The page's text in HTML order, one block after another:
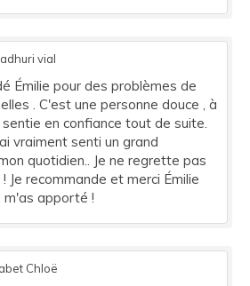
vial
Émilie pour des problèmes de
. C'est une personne douce , à
en confiance tout de suite.
vraiment senti un grand
quotidien.. Je ne regrette pas
Je recommande et merci Émilie
apporté !
Chloë